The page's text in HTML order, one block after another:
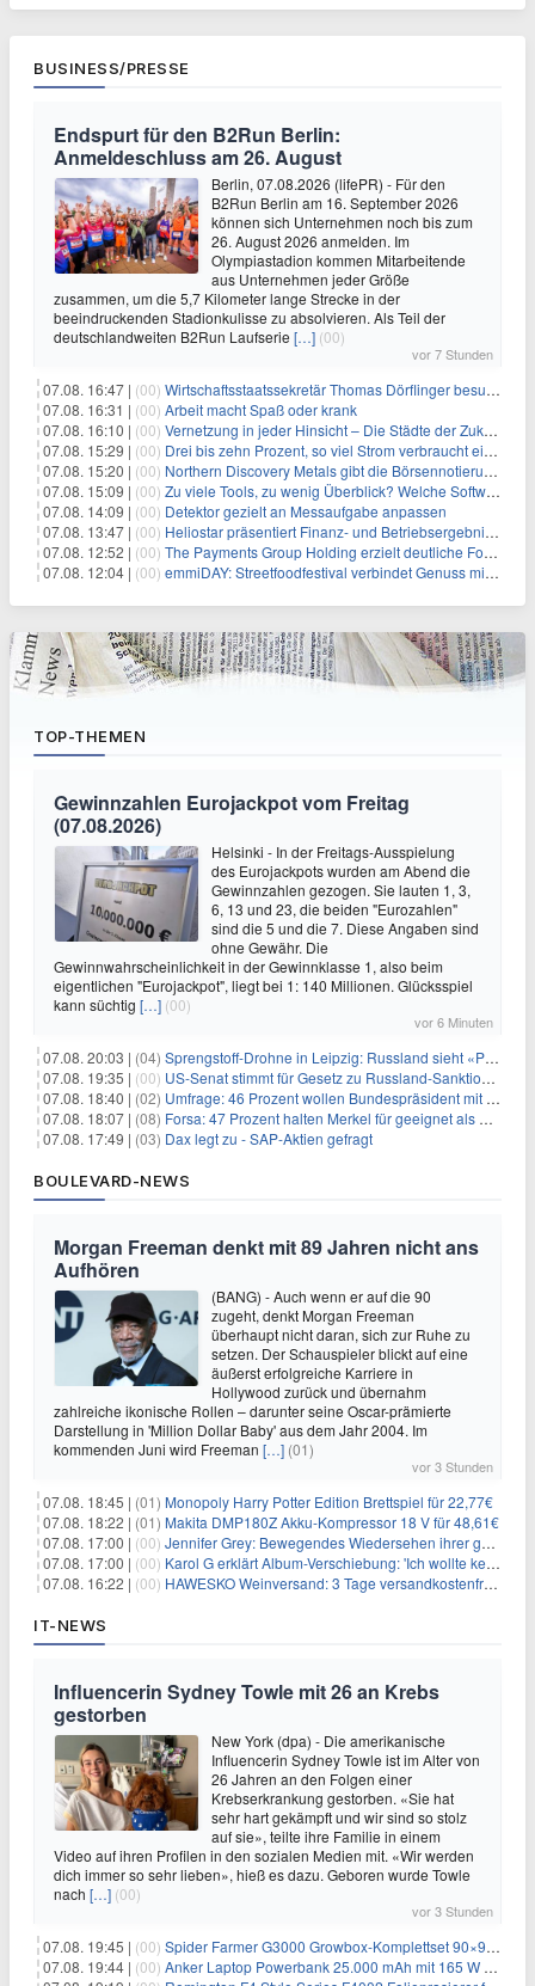
BUSINESS/PRESSE
Endspurt für den B2Run Berlin:
Anmeldeschluss am 26. August
Berlin, 07.08.2026 (lifePR) - Für den
B2Run Berlin am 16. September 2026
können sich Unternehmen noch bis zum
26. August 2026 anmelden. Im
Olympiastadion kommen Mitarbeitende
aus Unternehmen jeder Größe
zusammen, um die 5,7 Kilometer lange Strecke in der
beeindruckenden Stadionkulisse zu absolvieren. Als Teil der
deutschlandweiten B2Run Laufserie […] (00)
vor 7 Stunden
07.08. 16:47 | (00) Wirtschaftsstaatssekretär Thomas Dörflinger besucht Handwerksbetrieb im Kammerbezirk Freiburg
07.08. 16:31 | (00) Arbeit macht Spaß oder krank
07.08. 16:10 | (00) Vernetzung in jeder Hinsicht – Die Städte der Zukunft sind grün-blau
07.08. 15:29 | (00) Drei bis zehn Prozent, so viel Strom verbraucht ein Aufzug im Gebäude
07.08. 15:20 | (00) Northern Discovery Metals gibt die Börsennotierung an der Frankfurter Wertpapierbörse bekannt
07.08. 15:09 | (00) Zu viele Tools, zu wenig Überblick? Welche Software IT-Dienstleister wirklich brauchen
07.08. 14:09 | (00) Detektor gezielt an Messaufgabe anpassen
07.08. 13:47 | (00) Heliostar präsentiert Finanz- und Betriebsergebnis für das zweite Quartal 2026 mit Goldproduktion und Barreserven in Rekordhöhe
07.08. 12:52 | (00) The Payments Group Holding erzielt deutliche Fortschritte bei ihren AI-Projekten
07.08. 12:04 | (00) emmiDAY: Streetfoodfestival verbindet Genuss mit Engagement gegen Brustkrebs
TOP-THEMEN
Gewinnzahlen Eurojackpot vom Freitag
(07.08.2026)
Helsinki - In der Freitags-Ausspielung
des Eurojackpots wurden am Abend die
Gewinnzahlen gezogen. Sie lauten 1, 3,
6, 13 und 23, die beiden "Eurozahlen"
sind die 5 und die 7. Diese Angaben sind
ohne Gewähr. Die
Gewinnwahrscheinlichkeit in der Gewinnklasse 1, also beim
eigentlichen "Eurojackpot", liegt bei 1: 140 Millionen. Glücksspiel
kann süchtig […] (00)
vor 6 Minuten
07.08. 20:03 | (04) Sprengstoff-Drohne in Leipzig: Russland sieht «Provokation»
07.08. 19:35 | (00) US-Senat stimmt für Gesetz zu Russland-Sanktionen
07.08. 18:40 | (02) Umfrage: 46 Prozent wollen Bundespräsident mit Politik-Erfahrung
07.08. 18:07 | (08) Forsa: 47 Prozent halten Merkel für geeignet als Bundespräsidentin
07.08. 17:49 | (03) Dax legt zu - SAP-Aktien gefragt
BOULEVARD-NEWS
Morgan Freeman denkt mit 89 Jahren nicht ans
Aufhören
(BANG) - Auch wenn er auf die 90
zugeht, denkt Morgan Freeman
überhaupt nicht daran, sich zur Ruhe zu
setzen. Der Schauspieler blickt auf eine
äußerst erfolgreiche Karriere in
Hollywood zurück und übernahm
zahlreiche ikonische Rollen – darunter seine Oscar-prämierte
Darstellung in 'Million Dollar Baby' aus dem Jahr 2004. Im
kommenden Juni wird Freeman […] (01)
vor 3 Stunden
07.08. 18:45 | (01) Monopoly Harry Potter Edition Brettspiel für 22,77€
07.08. 18:22 | (01) Makita DMP180Z Akku-Kompressor 18 V für 48,61€
07.08. 17:00 | (00) Jennifer Grey: Bewegendes Wiedersehen ihrer geschiedenen Eltern kurz vor dem Tod ihrer Mutter
07.08. 17:00 | (00) Karol G erklärt Album-Verschiebung: 'Ich wollte keine persönliche Situation ausnutzen'
07.08. 16:22 | (00) HAWESKO Weinversand: 3 Tage versandkostenfrei bestellen (MBW 25€)
IT-NEWS
Influencerin Sydney Towle mit 26 an Krebs
gestorben
New York (dpa) - Die amerikanische
Influencerin Sydney Towle ist im Alter von
26 Jahren an den Folgen einer
Krebserkrankung gestorben. «Sie hat
sehr hart gekämpft und wir sind so stolz
auf sie», teilte ihre Familie in einem
Video auf ihren Profilen in den sozialen Medien mit. «Wir werden
dich immer so sehr lieben», hieß es dazu. Geboren wurde Towle
nach […] (00)
vor 3 Stunden
07.08. 19:45 | (00) Spider Farmer G3000 Growbox-Komplettset 90×90×180 cm für 379,99€
07.08. 19:44 | (00) Anker Laptop Powerbank 25.000 mAh mit 165 W refurbished für 58,39€